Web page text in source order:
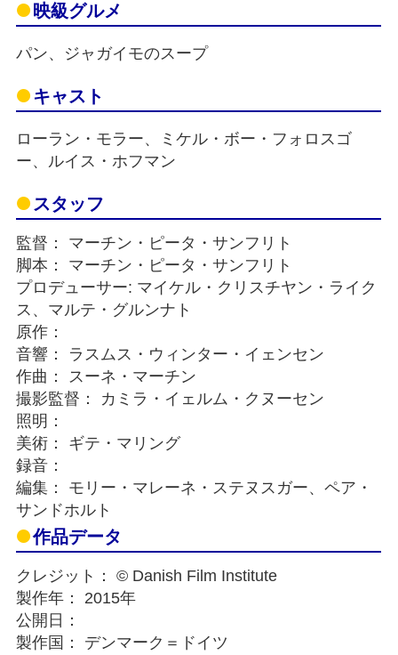
映級グルメ
パン、ジャガイモのスープ
キャスト
ローラン・モラー、ミケル・ボー・フォロスゴ
ー、ルイス・ホフマン
スタッフ
監督： マーチン・ピータ・サンフリト
脚本： マーチン・ピータ・サンフリト
プロデューサー: マイケル・クリスチヤン・ライク
ス、マルテ・グルンナト
原作：
音響： ラスムス・ウィンター・イェンセン
作曲： スーネ・マーチン
撮影監督： カミラ・イェルム・クヌーセン
照明：
美術： ギテ・マリング
録音：
編集： モリー・マレーネ・ステヌスガー、ペア・
サンドホルト
作品データ
クレジット： © Danish Film Institute
製作年： 2015年
公開日：
製作国： デンマーク＝ドイツ